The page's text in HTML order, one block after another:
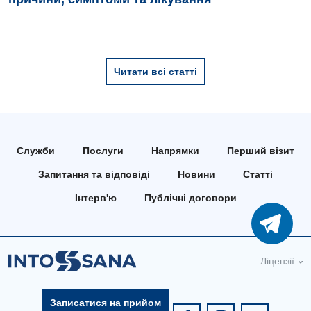
Читати всі статті
Служби Послуги Напрямки Перший візит
Запитання та відповіді Новини Статті
Інтерв'ю Публічні договори
Ліцензії
Записатися на прийом